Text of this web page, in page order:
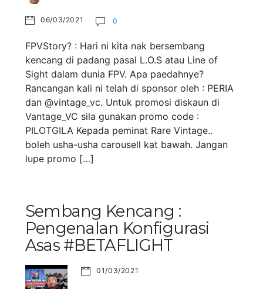
06/03/2021 0
FPVStory? : Hari ni kita nak bersembang
kencang di padang pasal L.O.S atau Line of
Sight dalam dunia FPV. Apa paedahnye?
Rancangan kali ni telah di sponsor oleh : PERIA
dan @vintage_vc. Untuk promosi diskaun di
Vantage_VC sila gunakan promo code :
PILOTGILA Kepada peminat Rare Vintage..
boleh usha-usha carousell kat bawah. Jangan
lupe promo […]
Sembang Kencang :
Pengenalan Konfigurasi
Asas #BETAFLIGHT
01/03/2021